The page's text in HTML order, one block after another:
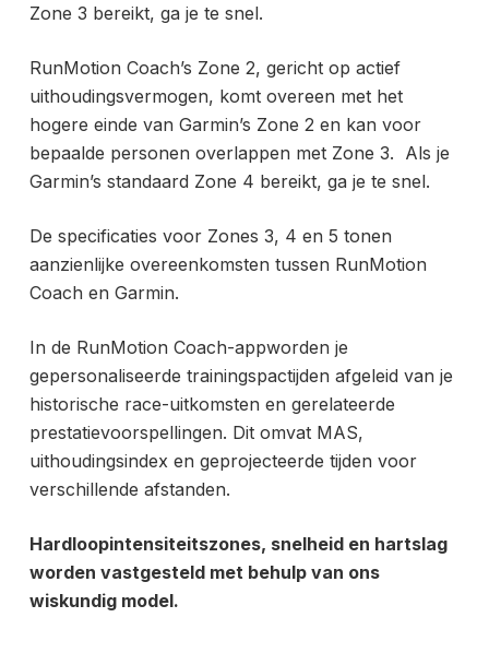
Zone 3 bereikt, ga je te snel.
RunMotion Coach’s Zone 2, gericht op actief
uithoudingsvermogen, komt overeen met het
hogere einde van Garmin’s Zone 2 en kan voor
bepaalde personen overlappen met Zone 3. Als je
Garmin’s standaard Zone 4 bereikt, ga je te snel.
De specificaties voor Zones 3, 4 en 5 tonen
aanzienlijke overeenkomsten tussen RunMotion
Coach en Garmin.
In de RunMotion Coach-appworden je
gepersonaliseerde trainingspactijden afgeleid van je
historische race-uitkomsten en gerelateerde
prestatievoorspellingen. Dit omvat MAS,
uithoudingsindex en geprojecteerde tijden voor
verschillende afstanden.
Hardloopintensiteitszones, snelheid en hartslag
worden vastgesteld met behulp van ons
wiskundig model.